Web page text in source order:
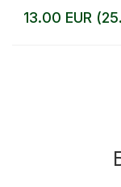
13.00 EUR